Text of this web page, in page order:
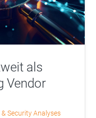
als
Vendor
Security Analyses